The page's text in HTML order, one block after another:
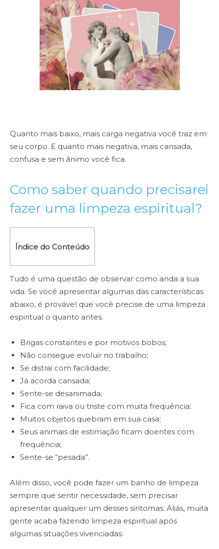
Quanto mais baixo, mais carga negativa você traz em
seu corpo. E quanto mais negativa, mais cansada,
confusa e sem ânimo você fica.
Como saber quando precisarei
fazer uma limpeza espiritual?
Índice do Conteúdo
Tudo é uma questão de observar como anda a sua
vida. Se você apresentar algumas das características
abaixo, é provável que você precise de uma limpeza
espiritual o quanto antes.
Brigas constantes e por motivos bobos;
Não consegue evoluir no trabalho;
Se distrai com facilidade;
Já acorda cansada;
Sente-se desanimada;
Fica com raiva ou triste com muita frequência;
Muitos objetos quebram em sua casa;
Seus animais de estimação ficam doentes com
frequência;
Sente-se “pesada”.
Além disso, você pode fazer um banho de limpeza
sempre que sentir necessidade, sem precisar
apresentar qualquer um desses sintomas. Aliás, muita
gente acaba fazendo limpeza espiritual após
algumas situações vivenciadas: